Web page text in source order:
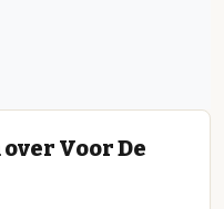
Voor De